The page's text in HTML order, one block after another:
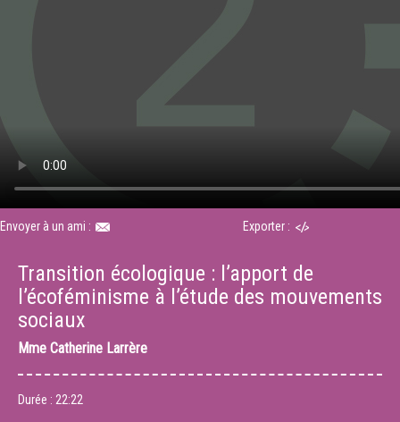
Envoyer à un ami : Exporter :
Transition écologique : l’apport de
l’écoféminisme à l’étude des mouvements
sociaux
Mme Catherine Larrère
Durée : 22:22